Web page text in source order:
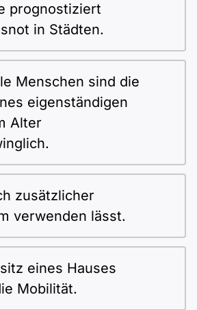
prognostiziert
in Städten.
Menschen sind die
eigenständigen
Alter
zusätzlicher
verwenden lässt.
eines Hauses
Mobilität.